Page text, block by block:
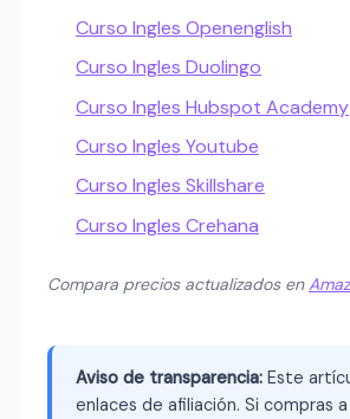
Curso Ingles Openenglish
Curso Ingles Duolingo
Curso Ingles Hubspot Academy
Curso Ingles Youtube
Curso Ingles Skillshare
Curso Ingles Crehana
Compara precios actualizados en
Aviso de transparencia: Este
enlaces de afiliación. Si compras